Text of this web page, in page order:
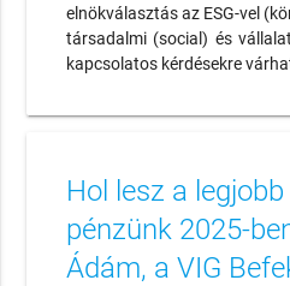
elnökválasztás az ESG-vel
társadalmi (social) és
kapcsolatos kérdésekre
Hol lesz a
pénzünk 2025-
Ádám, a VIG